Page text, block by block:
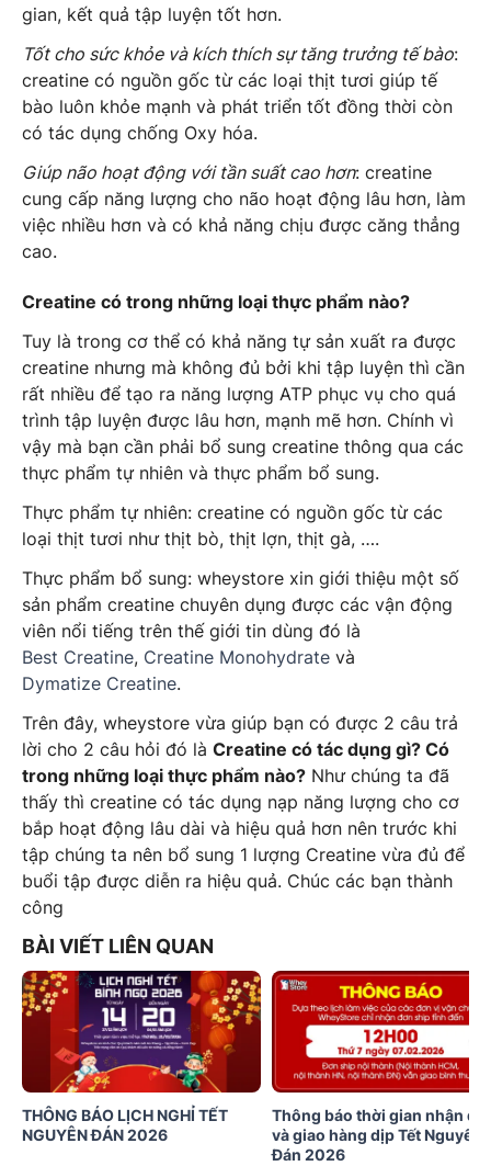
gian, kết quả tập luyện tốt hơn.
Tốt cho sức khỏe và kích thích sự tăng trưởng tế bào:
creatine có nguồn gốc từ các loại thịt tươi giúp tế
bào luôn khỏe mạnh và phát triển tốt đồng thời còn
có tác dụng chống Oxy hóa.
Giúp não hoạt động với tần suất cao hơn: creatine
cung cấp năng lượng cho não hoạt động lâu hơn, làm
việc nhiều hơn và có khả năng chịu được căng thẳng
cao.
Creatine có trong những loại thực phẩm nào?
Tuy là trong cơ thể có khả năng tự sản xuất ra được
creatine nhưng mà không đủ bởi khi tập luyện thì cần
rất nhiều để tạo ra năng lượng ATP phục vụ cho quá
trình tập luyện được lâu hơn, mạnh mẽ hơn. Chính vì
vậy mà bạn cần phải bổ sung creatine thông qua các
thực phẩm tự nhiên và thực phẩm bổ sung.
Thực phẩm tự nhiên: creatine có nguồn gốc từ các
loại thịt tươi như thịt bò, thịt lợn, thịt gà, ….
Thực phẩm bổ sung: wheystore xin giới thiệu một số
sản phẩm creatine chuyên dụng được các vận động
viên nổi tiếng trên thế giới tin dùng đó là
Best Creatine, Creatine Monohydrate và
Dymatize Creatine.
Trên đây, wheystore vừa giúp bạn có được 2 câu trả
lời cho 2 câu hỏi đó là Creatine có tác dụng gì? Có
trong những loại thực phẩm nào? Như chúng ta đã
thấy thì creatine có tác dụng nạp năng lượng cho cơ
bắp hoạt động lâu dài và hiệu quả hơn nên trước khi
tập chúng ta nên bổ sung 1 lượng Creatine vừa đủ để
buổi tập được diễn ra hiệu quả. Chúc các bạn thành
công
BÀI VIẾT LIÊN QUAN
THÔNG BÁO LỊCH NGHỈ TẾT
NGUYÊN ĐÁN 2026
Thông báo thời gian nhận
và giao hàng dịp Tết Nguyên
Đán 2026